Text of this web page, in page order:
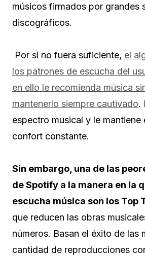
músicos firmados por grandes
discográficos.
Por si no fuera suficiente, el
los patrones de escucha del
en ello le recomienda música
mantenerlo siempre cautivado.
espectro musical y le mantiene
confort constante.
Sin embargo, una de las
de Spotify a la manera en la
escucha música son los Top
que reducen las obras
números. Basan el éxito de las
cantidad de reproducciones